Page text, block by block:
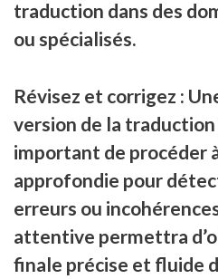
traduction dans des
ou spécialisés.
Révisez et corrigez :
version de la
important de procéder
approfondie pour
erreurs ou
attentive permettra
finale précise et fluide